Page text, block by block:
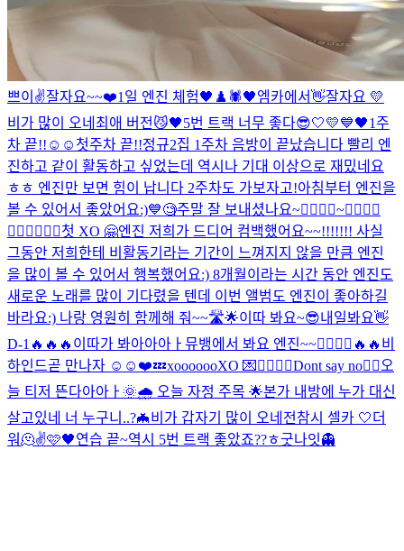
쁘이✌️잘자요~~❤️1일 엔진 체험🖤♟️🕷🖤엠카에서👋잘자요 💛
비가 많이 오네 최애 버전😼🖤5번 트랙 너무 좋다😎🤍💛💙🖤1주
차 끝!!☺️☺️ 첫주차 끝!!정규2집 1주차 음방이 끝났습니다 빨리 엔
진하고 같이 활동하고 싶었는데 역시나 기대 이상으로 재밌네요
ㅎㅎ 엔진만 보면 힘이 납니다 2주차도 가보자고!아침부터 엔진을
볼 수 있어서 좋았어요:)💙🧐주말 잘 보내셨나요~🙅‍♂️🙆‍♂️~🙆‍♂️🙆‍♂️
🙆‍♂️🙆‍♂️🙆‍♂️첫 XO 🤗엔진 저희가 드디어 컴백했어요~~!!!!!!! 사실
그동안 저희한테 비활동기라는 기간이 느껴지지 않을 만큼 엔진
을 많이 볼 수 있어서 행복했어요:) 8개월이라는 시간 동안 엔진도
새로운 노래를 많이 기다렸을 텐데 이번 앨범도 엔진이 좋아하길
바라요:) 나랑 영원히 함께해 줘~~🛣🌟이따 봐요~😎내일봐요👋
D-1🔥🔥🔥 이따가 봐아아아ㅏ 뮤뱅에서 봐요 엔진~~🙋‍♂️🙋‍♂️ 🔥🔥 비
하인드곧 만나자 ☺️☺️❤️💤xooooooXO 💌 🙅‍♂️🙆‍♂️Dont say no🙂‍↔️ 오
늘 티저 뜬다아아ㅏ 🌞🌧 오늘 자정 주목 🌟본가 내방에 누가 대신
살고있네 너 누구니..?🦇비가 갑자기 많이 오네 전참시 셀카 🤍더
워🫠✌️🩷🖤연습 끝~역시 5번 트랙 좋았죠??ㅎ굿나잇👻